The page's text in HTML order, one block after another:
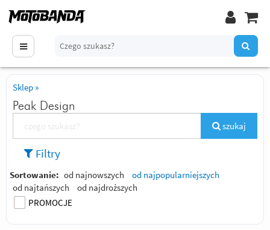
Sklep »
Peak Design
szukaj
Filtry
Sortowanie: od najnowszych
od najpopularniejszych
od najtańszych
od najdroższych
PROMOCJE